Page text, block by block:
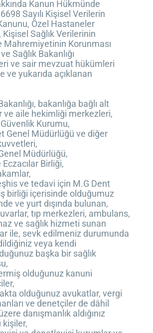
Kanun Hükmünde
Sayılı Kişisel Verilerin
Özel Hastaneler
Sağlık Verilerinin
Mahremiyetinin Korunması
Sağlık Bakanlığı
ve sair mevzuat hükümleri
ve yukarıda açıklanan
bakanlığa bağlı alt
ve aile hekimliği merkezleri,
Kurumu,
Genel Müdürlüğü ve diğer
Müdürlüğü,
Birliği,
ve tedavi için M.G Dent
birliği içerisinde olduğumuz
ve yurt dışında bulunan,
tıp merkezleri, ambulans,
ve sağlık hizmeti sunan
ile, sevk edilmeniz durumunda
veya kendi
başka bir sağlık
olduğunuz kanuni
olduğunuz avukatlar, vergi
ve denetçiler de dâhil
danışmanlık aldığınız
kişiler,